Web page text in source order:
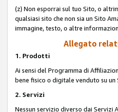
(z) Non esporrai sul tuo Sito, o
qualsiasi sito che non sia un Sito
immagine, testo, o altre
Allegato
1. Prodotti
Ai sensi del Programma di
bene fisico o digitale venduto su un
2. Servizi
Nessun servizio diverso dai Servizi